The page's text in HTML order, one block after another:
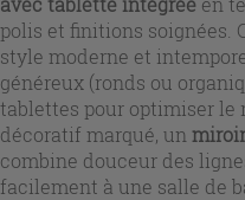
polis et finitions soignées.
style moderne et
généreux (ronds ou
tablettes pour optimiser le
décoratif marqué, un
combine douceur des
facilement à une salle de